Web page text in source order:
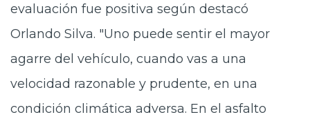
evaluación fue positiva según destacó
Orlando Silva. "Uno puede sentir el mayor
agarre del vehículo, cuando vas a una
velocidad razonable y prudente, en una
condición climática adversa. En el asfalto